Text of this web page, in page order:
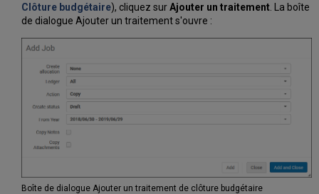
Clôture budgétaire), cliquez surAjouter un traitement. La boîte
de dialogue Ajouter un traitement s'ouvre :
Boîte de dialogue Ajouter un traitement de clôture budgétaire